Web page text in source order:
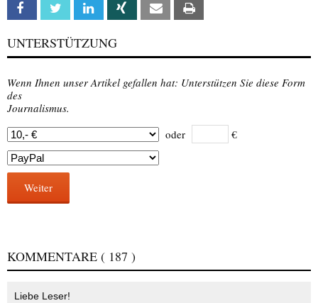
Facebook Twitter Linkedin Xing Email
UNTERSTÜTZUNG
Wenn Ihnen unser Artikel gefallen hat: Unterstützen Sie diese Form
des
Journalismus.
oder
€
Weiter
KOMMENTARE ( 187 )
Liebe Leser!